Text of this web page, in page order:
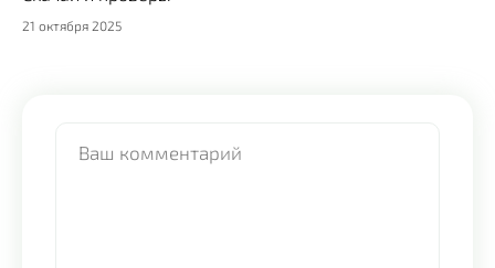
21 октября 2025